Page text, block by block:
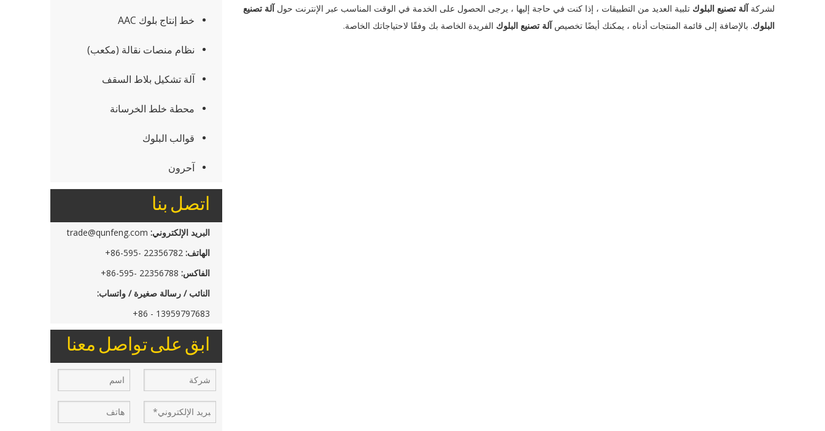
خط إنتاج بلوك AAC
نظام منصات نقالة (مكعب)
آلة تشكيل بلاط السقف
محطة خلط الخرسانة
قوالب البلوك
آحرون
اتصل بنا
البريد الإلكتروني: trade@qunfeng.com
الهاتف:
الفاكس: 22356788 -595-86+
النائب / رسالة صغيرة / واتساب:
13959797683 - 86+
ابق على تواصل معنا
لشركةآلة تصنيع البلوك تلبية العديد من التطبيقات ، إذا كنت في حاجة إليها ، يرجى الحصول على الخدمة في الوقت المناسب عبر الإنترنت حولآلة تصنيع
البلوك. بالإضافة إلى قائمة المنتجات أدناه ، يمكنك أيضًا تخصيصآلة تصنيع البلوك الفريدة الخاصة بك وفقًا لاحتياجاتك الخاصة.